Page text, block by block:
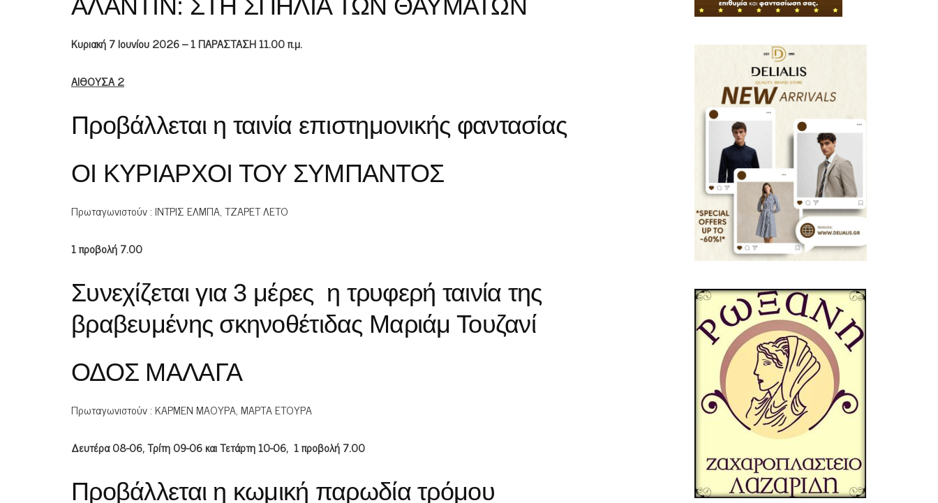
ΑΛΑΝΤΙΝ: ΣΤΗ ΣΠΗΛΙΑ ΤΩΝ ΘΑΥΜΑΤΩΝ
Κυριακή 7 Ιουνίου 2026 – 1 ΠΑΡΑΣΤΑΣΗ 11.00 π.μ.
ΑΙΘΟΥΣΑ 2
Προβάλλεται η ταινία επιστημονικής φαντασίας
ΟΙ ΚΥΡΙΑΡΧΟΙ ΤΟΥ ΣΥΜΠΑΝΤΟΣ
Πρωταγωνιστούν : ΙΝΤΡΙΣ ΕΛΜΠΑ, ΤΖΑΡΕΤ ΛΕΤΟ
1 προβολή 7.00
Συνεχίζεται για 3 μέρες η τρυφερή ταινία της
βραβευμένης σκηνοθέτιδας Μαριάμ Τουζανί
ΟΔΟΣ ΜΑΛΑΓΑ
Πρωταγωνιστούν : ΚΑΡΜΕΝ ΜΑΟΥΡΑ, ΜΑΡΤΑ ΕΤΟΥΡΑ
Δευτέρα 08-06, Τρίτη 09-06 και Τετάρτη 10-06, 1 προβολή 7.00
Προβάλλεται η κωμική παρωδία τρόμου